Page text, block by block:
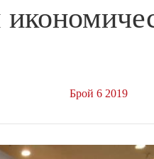
Брой 6 2019